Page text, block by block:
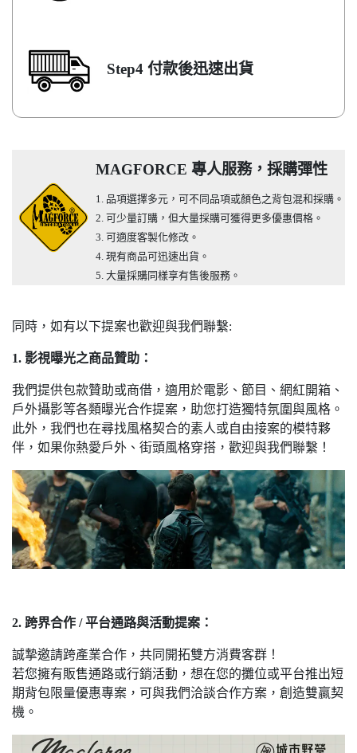
Step4 付款後迅速出貨
MAGFORCE 專人服務，採購彈性
1. 品項選擇多元，可不同品項或顏色之背包混和採購。
2. 可少量訂購，但大量採購可獲得更多優惠價格。
3. 可適度客製化修改。
4. 現有商品可迅速出貨。
5. 大量採購同樣享有售後服務。
同時，如有以下提案也歡迎與我們聯繫:
1. 影視曝光之商品贊助：
我們提供包款贊助或商借，適用於電影、節目、網紅開箱、
戶外攝影等各類曝光合作提案，助您打造獨特氛圍與風格。
此外，我們也在尋找風格契合的素人或自由接案的模特夥
伴，如果你熱愛戶外、街頭風格穿搭，歡迎與我們聯繫！
2. 跨界合作 / 平台通路與活動提案：
誠摯邀請跨產業合作，共同開拓雙方消費客群！
若您擁有販售通路或行銷活動，想在您的攤位或平台推出短
期背包限量優惠專案，可與我們洽談合作方案，創造雙贏契
機。